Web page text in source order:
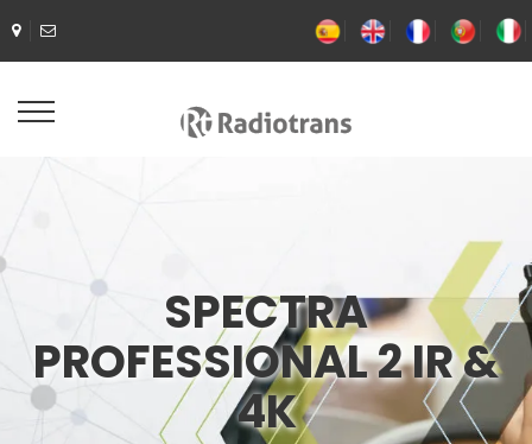
SPECTRA
PROFESSIONAL 2 IR &
4K